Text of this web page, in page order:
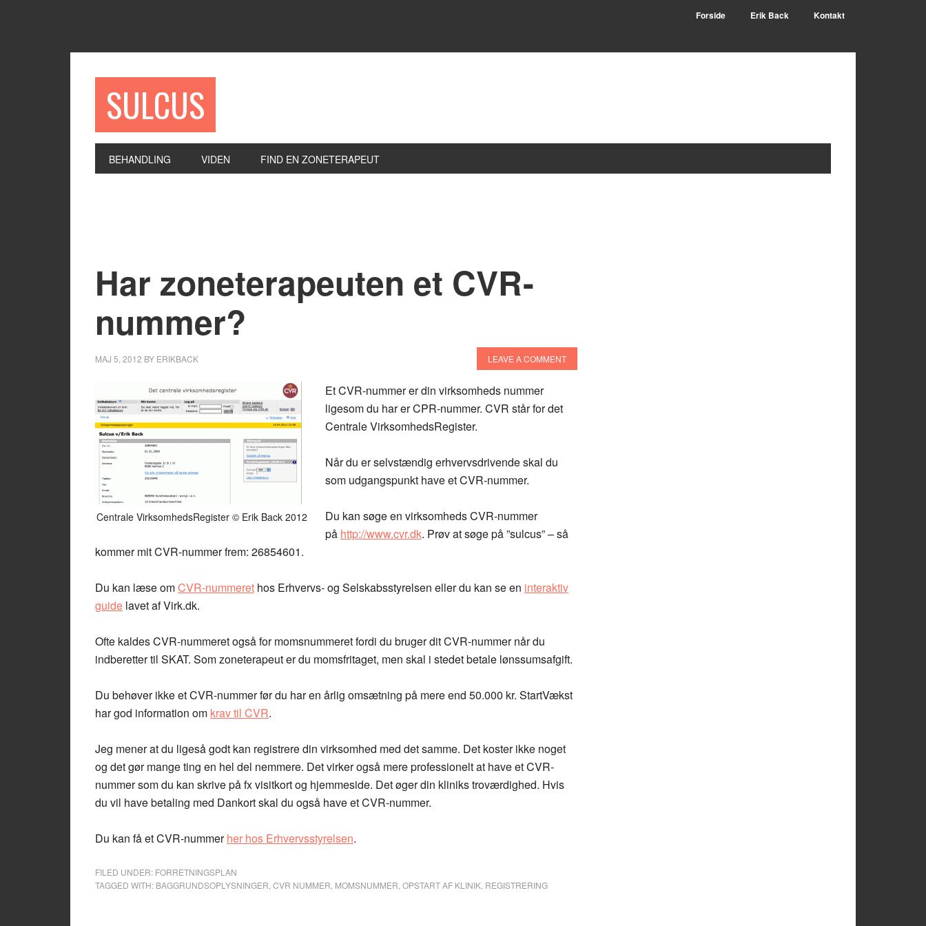
Forside Erik Back Kontakt
SULCUS
BEHANDLING VIDEN FIND EN ZONETERAPEUT
Har zoneterapeuten et CVR-
nummer?
MAJ 5, 2012 BY ERIKBACK LEAVE A COMMENT
Centrale VirksomhedsRegister © Erik Back 2012
Et CVR-nummer er din virksomheds nummer
ligesom du har er CPR-nummer. CVR står for det
Centrale VirksomhedsRegister.
Når du er selvstændig erhvervsdrivende skal du
som udgangspunkt have et CVR-nummer.
Du kan søge en virksomheds CVR-nummer
på http://www.cvr.dk. Prøv at søge på ”sulcus” – så
kommer mit CVR-nummer frem: 26854601.
Du kan læse omCVR-nummeret hos Erhvervs- og Selskabsstyrelsen eller du kan se en interaktiv
guide lavet af Virk.dk.
Ofte kaldes CVR-nummeret også for momsnummeret fordi du bruger dit CVR-nummer når du
indberetter til SKAT. Som zoneterapeut er du momsfritaget, men skal i stedet betale lønssumsafgift.
Du behøver ikke et CVR-nummer før du har en årlig omsætning på mere end 50.000 kr. StartVækst
har god information om krav til CVR.
Jeg mener at du ligeså godt kan registrere din virksomhed med det samme. Det koster ikke noget
og det gør mange ting en hel del nemmere. Det virker også mere professionelt at have et CVR-
nummer som du kan skrive på fx visitkort og hjemmeside. Det øger din kliniks troværdighed. Hvis
du vil have betaling med Dankort skal du også have et CVR-nummer.
Du kan få et CVR-nummerher hos Erhvervsstyrelsen.
FILED UNDER: FORRETNINGSPLAN
TAGGED WITH: BAGGRUNDSOPLYSNINGER CVR NUMMER MOMSNUMMER OPSTART AF KLINIK REGISTRERING